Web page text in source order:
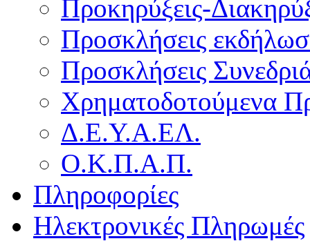
Προκηρύξεις-
Προσκλήσεις
Προσκλήσεις
Χρηματοδοτούμενα
Δ.Ε.Υ.Α.ΕΛ.
Ο.Κ.Π.Α.Π.
Πληροφορίες
Ηλεκτρονικές Πληρωμές